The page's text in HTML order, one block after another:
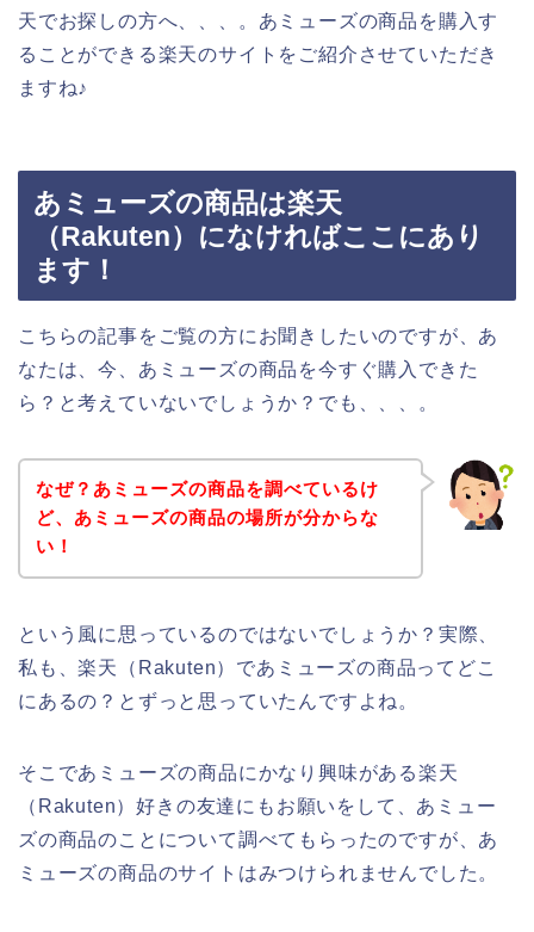
天でお探しの方へ、、、。あミューズの商品を購入す
ることができる楽天のサイトをご紹介させていただき
ますね♪
あミューズの商品は楽天
（Rakuten）になければここにあり
ます！
こちらの記事をご覧の方にお聞きしたいのですが、あ
なたは、今、あミューズの商品を今すぐ購入できた
ら？と考えていないでしょうか？でも、、、。
なぜ？あミューズの商品を調べているけ
ど、あミューズの商品の場所が分からな
い！
という風に思っているのではないでしょうか？実際、
私も、楽天（Rakuten）であミューズの商品ってどこ
にあるの？とずっと思っていたんですよね。
そこであミューズの商品にかなり興味がある楽天
（Rakuten）好きの友達にもお願いをして、あミュー
ズの商品のことについて調べてもらったのですが、あ
ミューズの商品のサイトはみつけられませんでした。